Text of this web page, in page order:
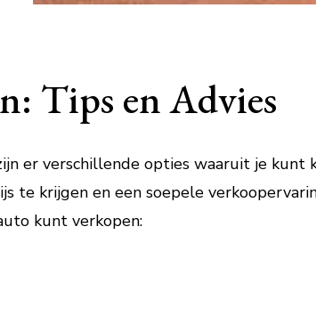
Tips en Advies
er verschillende opties waaruit je kunt
te krijgen en een soepele
kunt verkopen: